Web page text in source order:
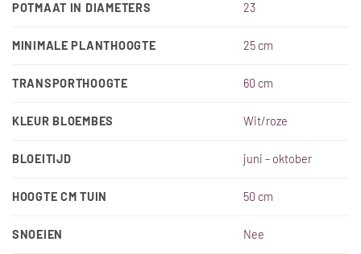
POTMAAT IN DIAMETERS 23
MINIMALE PLANTHOOGTE 25 cm
TRANSPORTHOOGTE 60 cm
KLEUR BLOEMBES Wit/roze
BLOEITIJD juni – oktober
HOOGTE CM TUIN 50 cm
SNOEIEN Nee